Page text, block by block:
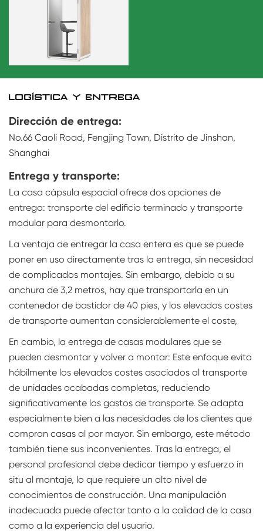
LOGÍSTICA Y ENTREGA
Dirección de entrega:
No.66 Caoli Road, Fengjing Town, Distrito de Jinshan,
Shanghai
Entrega y transporte:
La casa cápsula espacial ofrece dos opciones de
entrega: transporte del edificio terminado y transporte
modular para desmontarlo.
La ventaja de entregar la casa entera es que se puede
poner en uso directamente tras la entrega, sin necesidad
de complicados montajes. Sin embargo, debido a su
anchura de 3,2 metros, hay que transportarla en un
contenedor de bastidor de 40 pies, y los elevados costes
de transporte aumentan considerablemente el coste,
En cambio, la entrega de casas modulares que se
pueden desmontar y volver a montar: Este enfoque evita
hábilmente los elevados costes asociados al transporte
de unidades acabadas completas, reduciendo
significativamente los gastos de transporte. Se adapta
especialmente bien a las necesidades de los clientes que
compran casas al por mayor. Sin embargo, este método
también tiene sus inconvenientes. Tras la entrega, el
personal profesional debe dedicar tiempo y esfuerzo in
situ al montaje, lo que requiere un alto nivel de
conocimientos de construcción. Una manipulación
inadecuada puede afectar tanto a la calidad de la casa
como a la experiencia del usuario.